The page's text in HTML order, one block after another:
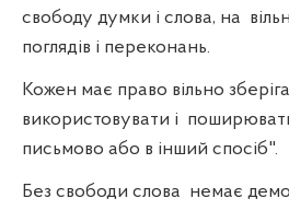
свободу думки і слова, на
поглядів і переконань.
Кожен має право вільно
використовувати і
письмово або в інший спосіб".
Без свободи слова немає